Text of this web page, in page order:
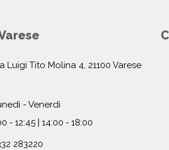
Luigi Tito Molina 4, 21100 Varese
- Venerdì
‐ 12:45 | 14:00 ‐ 18:00
283220